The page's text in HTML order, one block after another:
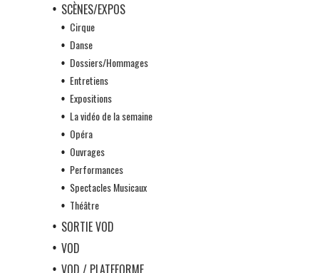
SCÈNES/EXPOS
Cirque
Danse
Dossiers/Hommages
Entretiens
Expositions
La vidéo de la semaine
Opéra
Ouvrages
Performances
Spectacles Musicaux
Théâtre
SORTIE VOD
VOD